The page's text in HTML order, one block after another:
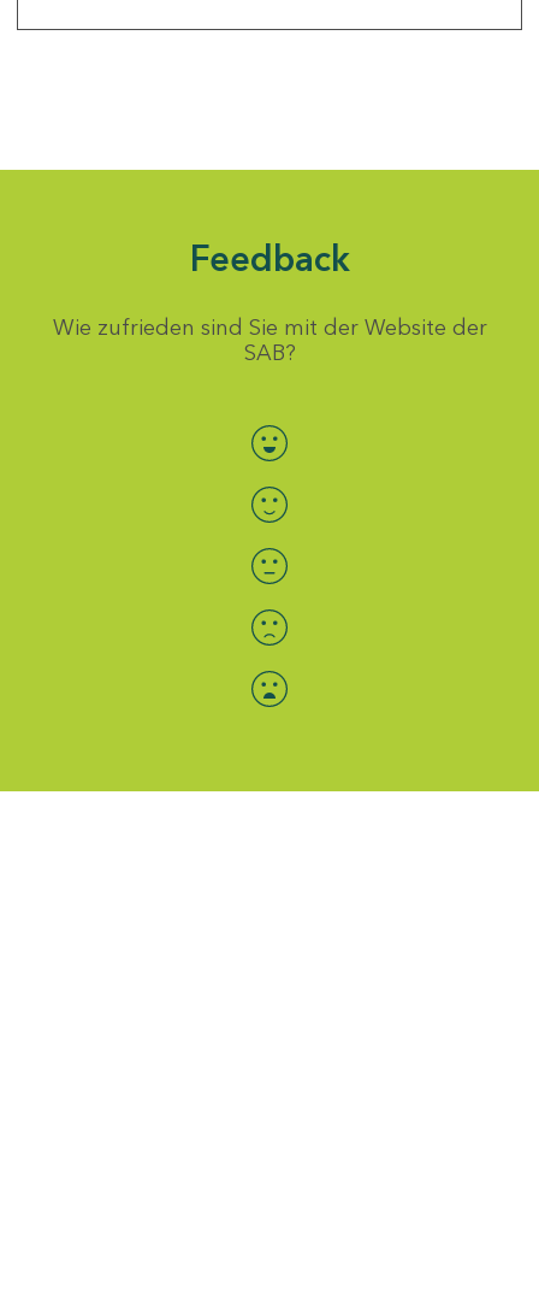
Feedback
Wie zufrieden sind Sie mit der Website der
SAB?
Bewertung auswählen